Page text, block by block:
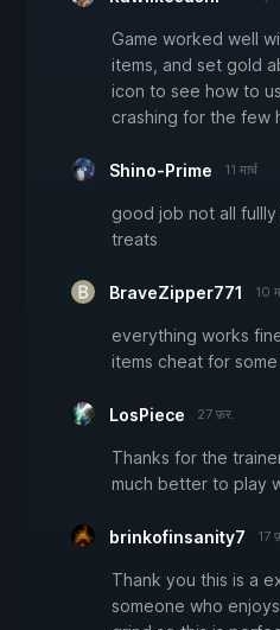
Game worked well
items, and set gold
icon to see how to
crashing for the few
Shino-Prime 11 मार्च
good job not all
treats
BraveZipper771 10
everything works
items cheat for some
LosPiece 27 फ़र.
Thanks for the
much better to play
brinkofinsanity7 17
Thank you this is a
someone who